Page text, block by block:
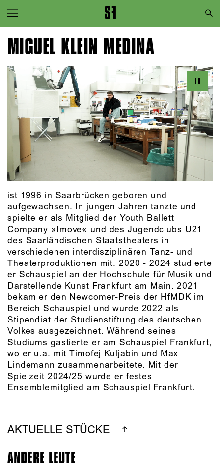
Zur Hauptnavigation springen
Zum Hauptinhalt springen
MIGUEL KLEIN MEDINA
ist 1996 in Saarbrücken geboren und
aufgewachsen. In jungen Jahren tanzte und
spielte er als Mitglied der Youth Ballett
Company »Imove« und des Jugendclubs U21
des Saarländischen Staatstheaters in
verschiedenen interdisziplinären Tanz- und
Theaterproduktionen mit. 2020 - 2024 studierte
er Schauspiel an der Hochschule für Musik und
Darstellende Kunst Frankfurt am Main. 2021
bekam er den Newcomer-Preis der HfMDK im
Bereich Schauspiel und wurde 2022 als
Stipendiat der Studienstiftung des deutschen
Volkes ausgezeichnet. Während seines
Studiums gastierte er am Schauspiel Frankfurt,
wo er u.a. mit Timofej Kuljabin und Max
Lindemann zusammenarbeitete. Mit der
Spielzeit 2024/25 wurde er festes
Ensemblemitglied am Schauspiel Frankfurt.
AKTUELLE STÜCKE
ANDERE LEUTE